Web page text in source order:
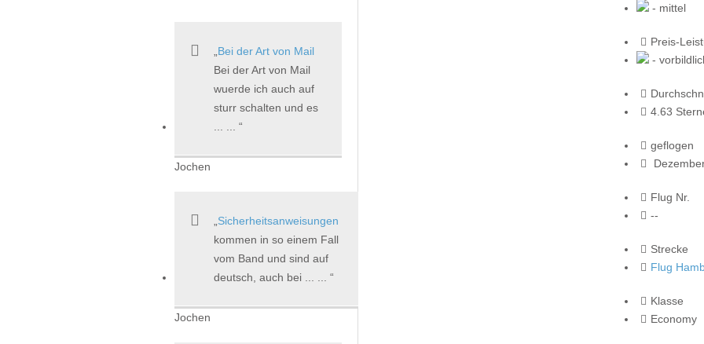
- mittel
Preis-
-
4.63
geflogen
Flug Nr.
--
Strecke
Flug
Klasse
Economy
Bei der Art von Mail
Bei der Art von Mail
wuerde ich auch auf
sturr schalten und es
Jochen
Sicherheitsanweisungen
kommen in so einem Fall
vom Band und sind auf
deutsch, auch bei ... ...
Jochen